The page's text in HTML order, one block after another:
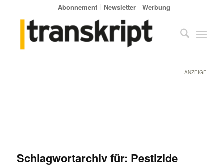
Abonnement Newsletter Werbung
ANZEIGE
Schlagwortarchiv für: Pestizide